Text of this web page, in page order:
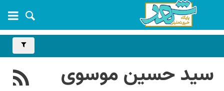
سید حسین موسوی